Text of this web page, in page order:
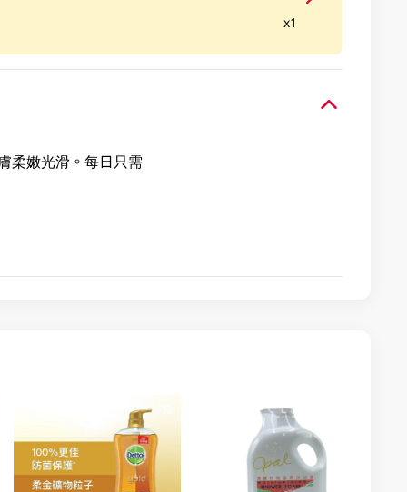
x1
柔嫩光滑。每日只需